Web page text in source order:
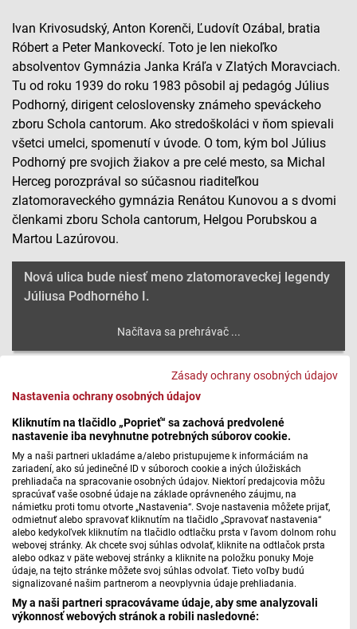
Zásady ochrany osobných údajov
Nastavenia ochrany osobných údajov
Kliknutím na tlačidlo „Poprieť“ sa zachová predvolené
nastavenie iba nevyhnutne potrebných súborov cookie.
My a naši partneri ukladáme a/alebo pristupujeme k informáciám na
zariadení, ako sú jedinečné ID v súboroch cookie a iných úložiskách
prehliadača na spracovanie osobných údajov. Niektorí predajcovia môžu
spracúvať vaše osobné údaje na základe oprávneného záujmu, na
námietku proti tomu otvorte „Nastavenia“. Svoje nastavenia môžete prijať,
odmietnuť alebo spravovať kliknutím na tlačidlo „Spravovať nastavenia“
alebo kedykoľvek kliknutím na tlačidlo odtlačku prsta v ľavom dolnom rohu
webovej stránky. Ak chcete svoj súhlas odvolať, kliknite na odtlačok prsta
alebo odkaz v päte webovej stránky a kliknite na položku ponuky Moje
údaje, na tejto stránke môžete svoj súhlas odvolať. Tieto voľby budú
signalizované našim partnerom a neovplyvnia údaje prehliadania.
My a naši partneri spracovávame údaje, aby sme analyzovali
výkonnosť webových stránok a robili nasledovné:
Ivan Krivosudský, Anton Korenči, Ľudovít Ozábal, bratia
Róbert a Peter Mankoveckí. Toto je len niekoľko
absolventov Gymnázia Janka Kráľa v Zlatých Moravciach.
Tu od roku 1939 do roku 1983 pôsobil aj pedagóg Július
Podhorný, dirigent celoslovensky známeho speváckeho
zboru Schola cantorum. Ako stredoškoláci v ňom spievali
všetci umelci, spomenutí v úvode. O tom, kým bol Július
Podhorný pre svojich žiakov a pre celé mesto, sa Michal
Herceg porozprával so súčasnou riaditeľkou
zlatomoraveckého gymnázia Renátou Kunovou a s dvomi
členkami zboru Schola cantorum, Helgou Porubskou a
Martou Lazúrovou.
Nová ulica bude niesť meno zlatomoraveckej legendy
Júliusa Podhorného I.
V Gymnáziu Janka Kráľa v Zlatých Moravciach fungoval
pod vedením pedagóga Júliusa Podhorného. S jeho
členkami Helgou Porubskou, Martou Lazúrovou a so
súčasnou riaditeľkou gymnázia Renátou Kunovou sa o
ňom rozpráva Michal Herceg.
Nová ulica bude niesť meno zlatomoraveckej legendy
Júliusa Podhorného II.
Máte problém s prehrávaním?Nahláste nám chybuv prehrávači.